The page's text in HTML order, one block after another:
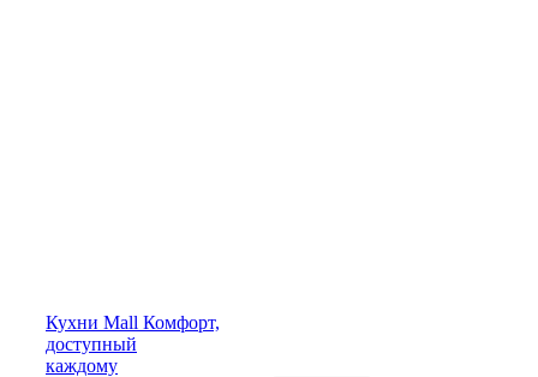
Кухни Mall Комфорт,
доступный
каждому